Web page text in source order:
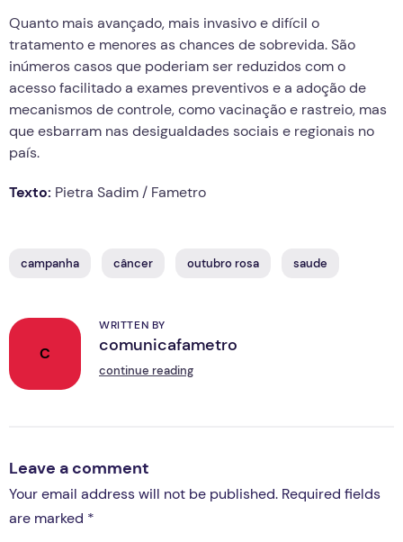
Quanto mais avançado, mais invasivo e difícil o
tratamento e menores as chances de sobrevida. São
inúmeros casos que poderiam ser reduzidos com o
acesso facilitado a exames preventivos e a adoção de
mecanismos de controle, como vacinação e rastreio, mas
que esbarram nas desigualdades sociais e regionais no
país.
Texto: Pietra Sadim / Fametro
campanha câncer outubro rosa saude
C
WRITTEN BY
comunicafametro
continue reading
Leave a comment
Your email address will not be published. Required fields
are marked *